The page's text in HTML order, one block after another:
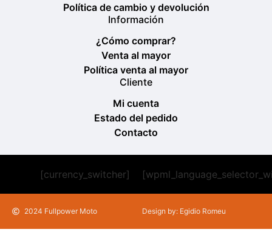
Política de cambio y devolución
Información
¿Cómo comprar?
Venta al mayor
Política venta al mayor
Cliente
Mi cuenta
Estado del pedido
Contacto
[currency_switcher]
2024 Fullpower Moto Design by: Egidio Romeu